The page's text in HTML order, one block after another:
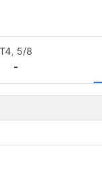
T4, 5/8
-